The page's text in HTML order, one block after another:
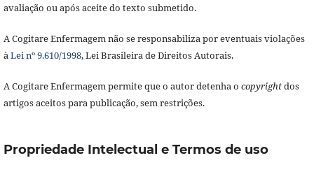
avaliação ou após aceite do texto submetido.
A Cogitare Enfermagem não se responsabiliza por eventuais violações
àLei nº 9.610/1998, Lei Brasileira de Direitos Autorais.
A Cogitare Enfermagem permite que o autor detenha o copyrightdos
artigos aceitos para publicação, sem restrições.
Propriedade Intelectual e Termos de uso